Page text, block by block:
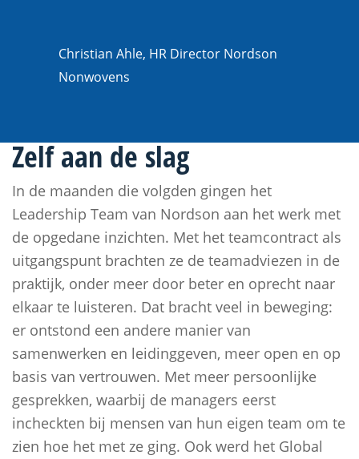
Christian Ahle, HR Director Nordson
Nonwovens
Zelf aan de slag
In de maanden die volgden gingen het
Leadership Team van Nordson aan het werk met
de opgedane inzichten. Met het teamcontract als
uitgangspunt brachten ze de teamadviezen in de
praktijk, onder meer door beter en oprecht naar
elkaar te luisteren. Dat bracht veel in beweging:
er ontstond een andere manier van
samenwerken en leidinggeven, meer open en op
basis van vertrouwen. Met meer persoonlijke
gesprekken, waarbij de managers eerst
incheckten bij mensen van hun eigen team om te
zien hoe het met ze ging. Ook werd het Global